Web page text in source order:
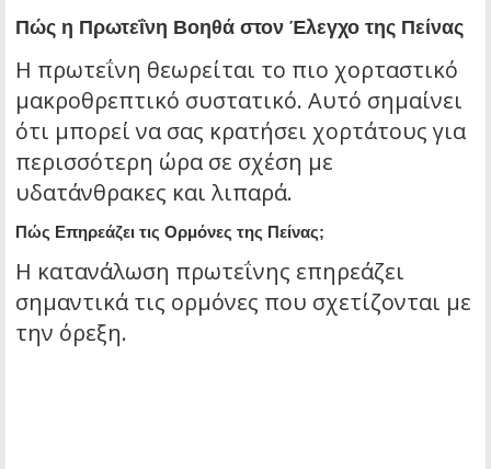
Πώς η Πρωτεΐνη Βοηθά στον Έλεγχο της Πείνας
Η πρωτεΐνη θεωρείται το πιο χορταστικό
μακροθρεπτικό συστατικό. Αυτό σημαίνει
ότι μπορεί να σας κρατήσει χορτάτους για
περισσότερη ώρα σε σχέση με
υδατάνθρακες και λιπαρά.
Πώς Επηρεάζει τις Ορμόνες της Πείνας;
Η κατανάλωση πρωτεΐνης επηρεάζει
σημαντικά τις ορμόνες που σχετίζονται με
την όρεξη.